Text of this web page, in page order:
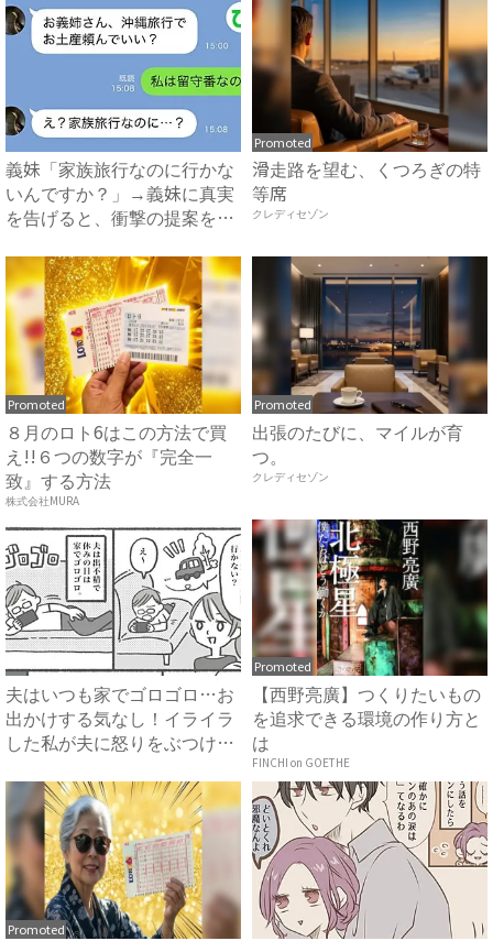
義妹「家族旅行なのに行かな
いんですか？」→義妹に真実
を告げると、衝撃の提案をさ
Promoted
滑走路を望む、くつろぎの特
等席
クレディセゾン
Promoted
８月のロト6はこの方法で買
え!!６つの数字が『完全一
致』する方法
株式会社MURA
Promoted
出張のたびに、マイルが育
つ。
クレディセゾン
夫はいつも家でゴロゴロ…お
出かけする気なし！イライラ
した私が夫に怒りをぶつける
Promoted
【西野亮廣】つくりたいもの
を追求できる環境の作り方と
は
FINCHI on GOETHE
Promoted